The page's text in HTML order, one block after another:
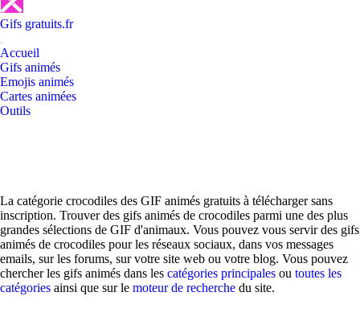
Gifs gratuits.fr
Accueil
Gifs animés
Emojis animés
Cartes animées
Outils
La catégorie crocodiles des GIF animés gratuits à télécharger sans
inscription. Trouver des gifs animés de crocodiles parmi une des plus
grandes sélections de GIF d'animaux. Vous pouvez vous servir des gifs
animés de crocodiles pour les réseaux sociaux, dans vos messages
emails, sur les forums, sur votre site web ou votre blog. Vous pouvez
chercher les gifs animés dans les catégories principales ou toutes les
catégories ainsi que sur le moteur de recherche du site.